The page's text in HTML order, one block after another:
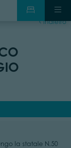
indietro
la statale N.50